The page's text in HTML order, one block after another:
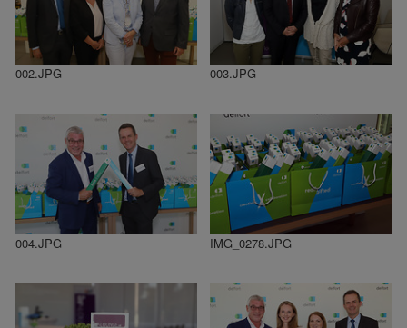
002.JPG 003.JPG
004.JPG IMG_0278.JPG